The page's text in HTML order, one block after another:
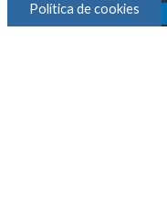
Política de cookies